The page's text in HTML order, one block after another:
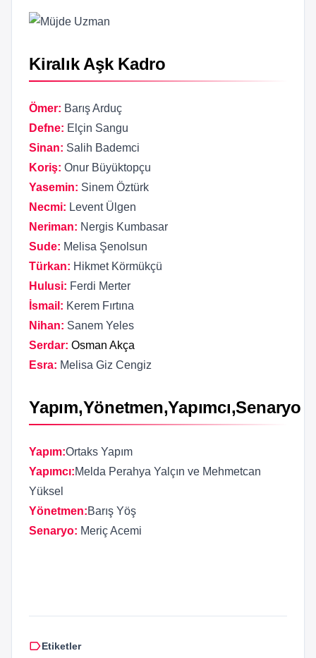
Kiralık Aşk Kadro
Ömer: Barış Arduç
Defne: Elçin Sangu
Sinan: Salih Bademci
Koriş: Onur Büyüktopçu
Yasemin: Sinem Öztürk
Necmi: Levent Ülgen
Neriman: Nergis Kumbasar
Sude: Melisa Şenolsun
Türkan: Hikmet Körmükçü
Hulusi: Ferdi Merter
İsmail: Kerem Fırtına
Nihan: Sanem Yeles
Serdar: Osman Akça
Esra: Melisa Giz Cengiz
Yapım,Yönetmen,Yapımcı,Senaryo
Yapım:Ortaks Yapım
Yapımcı:Melda Perahya Yalçın ve Mehmetcan
Yüksel
Yönetmen:Barış Yöş
Senaryo: Meriç Acemi
labelEtiketler